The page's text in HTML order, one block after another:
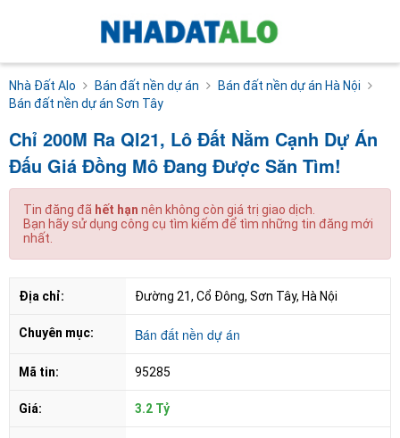
Nhà Đất Alo Bán đất nền dự án
Bán đất nền dự án Hà Nội
Bán đất nền dự án Sơn Tây
Chỉ 200M Ra Ql21, Lô Đất Nằm Cạnh Dự Án
Đấu Giá Đồng Mô Đang Được Săn Tìm!
Tin đăng đã hết hạn nên không còn giá trị giao dịch.
Bạn hãy sử dụng công cụ tìm kiếm để tìm những tin đăng mới
nhất.
Địa chỉ: Đường 21, Cổ Đông, Sơn Tây, Hà Nội
Chuyên mục: Bán đất nền dự án
Mã tin: 95285
Giá: 3.2 Tỷ